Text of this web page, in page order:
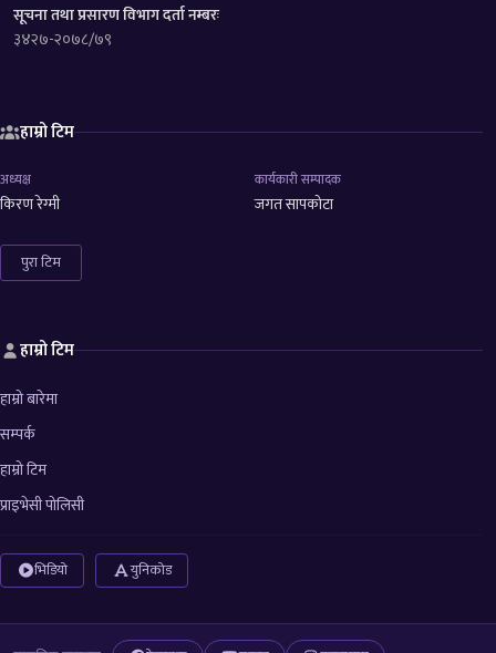
सूचना तथा प्रसारण विभाग दर्ता नम्बरः
३४२७-२०७८/७९
हाम्रो टिम
अध्यक्ष
किरण रेग्मी
कार्यकारी सम्पादक
जगत सापकोटा
पुरा टिम
हाम्रो टिम
हाम्रो बारेमा
सम्पर्क
हाम्रो टिम
प्राइभेसी पोलिसी
भिडियो युनिकोड